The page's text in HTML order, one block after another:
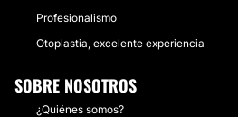
Profesionalismo
Otoplastia, excelente experiencia
SOBRE NOSOTROS
¿Quiénes somos?